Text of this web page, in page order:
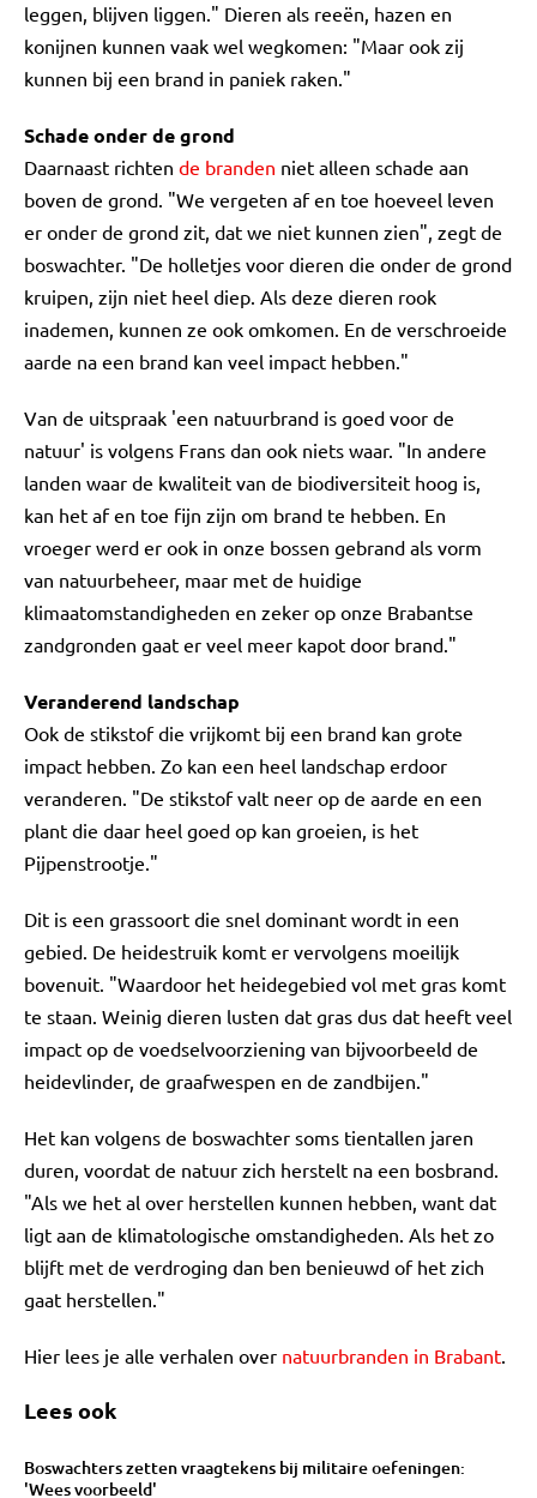
leggen, blijven liggen." Dieren als reeën, hazen en
konijnen kunnen vaak wel wegkomen: "Maar ook zij
kunnen bij een brand in paniek raken."
Schade onder de grond
Daarnaast richten de branden niet alleen schade aan
boven de grond. "We vergeten af en toe hoeveel leven
er onder de grond zit, dat we niet kunnen zien", zegt de
boswachter. "De holletjes voor dieren die onder de grond
kruipen, zijn niet heel diep. Als deze dieren rook
inademen, kunnen ze ook omkomen. En de verschroeide
aarde na een brand kan veel impact hebben."
Van de uitspraak 'een natuurbrand is goed voor de
natuur' is volgens Frans dan ook niets waar. "In andere
landen waar de kwaliteit van de biodiversiteit hoog is,
kan het af en toe fijn zijn om brand te hebben. En
vroeger werd er ook in onze bossen gebrand als vorm
van natuurbeheer, maar met de huidige
klimaatomstandigheden en zeker op onze Brabantse
zandgronden gaat er veel meer kapot door brand."
Veranderend landschap
Ook de stikstof die vrijkomt bij een brand kan grote
impact hebben. Zo kan een heel landschap erdoor
veranderen. "De stikstof valt neer op de aarde en een
plant die daar heel goed op kan groeien, is het
Pijpenstrootje."
Dit is een grassoort die snel dominant wordt in een
gebied. De heidestruik komt er vervolgens moeilijk
bovenuit. "Waardoor het heidegebied vol met gras komt
te staan. Weinig dieren lusten dat gras dus dat heeft veel
impact op de voedselvoorziening van bijvoorbeeld de
heidevlinder, de graafwespen en de zandbijen."
Het kan volgens de boswachter soms tientallen jaren
duren, voordat de natuur zich herstelt na een bosbrand.
"Als we het al over herstellen kunnen hebben, want dat
ligt aan de klimatologische omstandigheden. Als het zo
blijft met de verdroging dan ben benieuwd of het zich
gaat herstellen."
Hier lees je alle verhalen over natuurbranden in Brabant.
Lees ook
Boswachters zetten vraagtekens bij militaire oefeningen:
'Wees voorbeeld'